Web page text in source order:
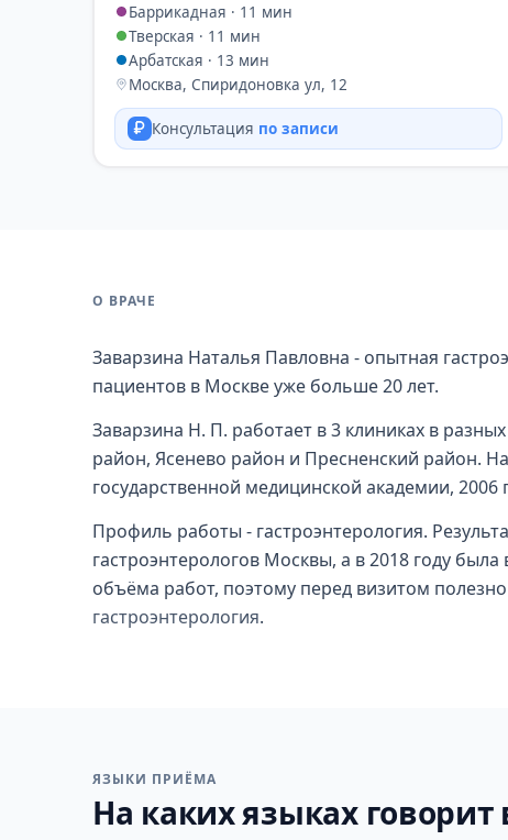
Баррикадная · 11 мин
Тверская · 11 мин
Арбатская · 13 мин
Москва, Спиридоновка ул, 12
Консультация по записи
О ВРАЧЕ
Заварзина Наталья Павловна - опытная
пациентов в Москве уже больше 20 лет.
Заварзина Н. П. работает в 3 клиниках в
район, Ясенево район и Пресненский район.
государственной медицинской академии,
Профиль работы - гастроэнтерология.
гастроэнтерологов Москвы, а в 2018 году
объёма работ, поэтому перед визитом
гастроэнтерология.
ЯЗЫКИ ПРИЁМА
На каких языках говорит